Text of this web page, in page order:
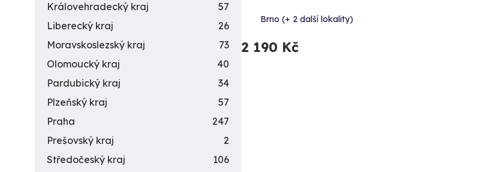
Brno (+ 2 další lokality)
2 190 Kč
Královehradecký kraj
57
Liberecký kraj
26
Moravskoslezský kraj
73
Olomoucký kraj
40
Pardubický kraj
34
Plzeňský kraj
57
Praha
247
Prešovský kraj
2
Středočeský kraj
106